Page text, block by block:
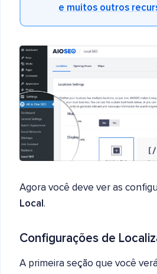
e muitos outros
Agora você deve ver as
Local .
Configurações de
A primeira seção que você